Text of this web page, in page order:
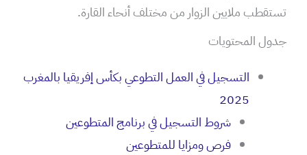
تستقطب ملايين الزوار من مختلف أنحاء القارة.
جدول المحتويات
التسجيل في العمل التطوعي بكأس إفريقيا بالمغرب
2025
شروط التسجيل في برنامج المتطوعين
فرص ومزايا للمتطوعين